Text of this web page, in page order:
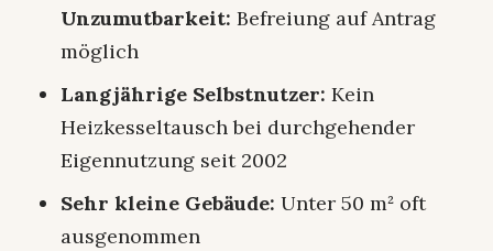
Unzumutbarkeit: Befreiung auf Antrag
möglich
Langjährige Selbstnutzer: Kein
Heizkesseltausch bei durchgehender
Eigennutzung seit 2002
Sehr kleine Gebäude: Unter 50 m² oft
ausgenommen